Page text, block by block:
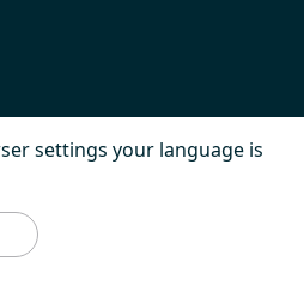
settings your language is